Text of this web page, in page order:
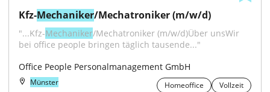
Kfz-Mechaniker/Mechatroniker (m/w/d)
"...Kfz-Mechaniker/Mechatroniker (m/w/d)Über unsWir
bei office people bringen täglich tausende..."
Office People Personalmanagement GmbH
Münster Homeoffice
Vollzeit